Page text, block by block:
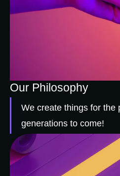
Our Philosophy
We create things for the
generations to come!